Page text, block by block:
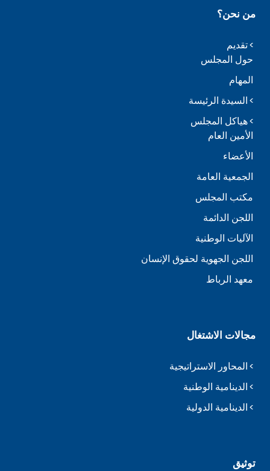
من نحن؟
تقديم
حول المجلس
المهام
السيدة الرئيسة
هياكل المجلس
الأمين العام
الأعضاء
الجمعية العامة
مكتب المجلس
اللجن الدائمة
الآليات الوطنية
اللجن الجهوية لحقوق الإنسان
معهد الرباط
مجالات الاشتغال
المحاور الاستراتيجية
الدينامية الوطنية
الدينامية الدولية
توثيق